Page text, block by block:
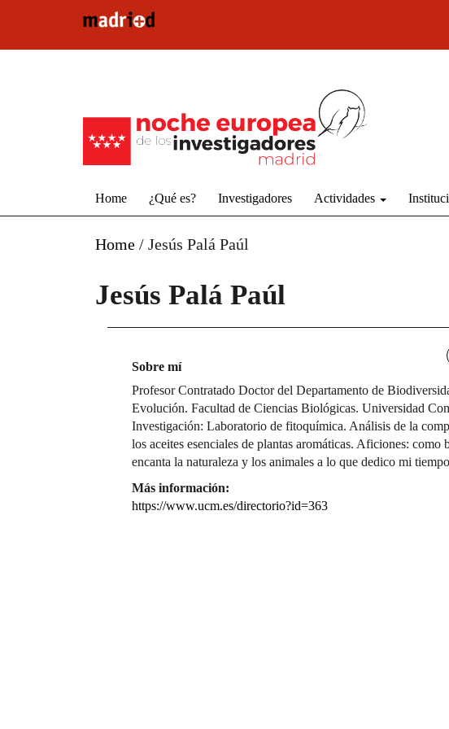
Home ¿Qué es? Investigadores Actividades
Home / Jesús Palá Paúl
Jesús Palá Paúl
Sobre mí
Profesor Contratado Doctor del Departamento de
Evolución. Facultad de Ciencias Biológicas. Universidad
Investigación: Laboratorio de fitoquímica. Análisis de la
los aceites esenciales de plantas aromáticas. Aficiones: como
encanta la naturaleza y los animales a lo que dedico mi
Más información:
https://www.ucm.es/directorio?id=363